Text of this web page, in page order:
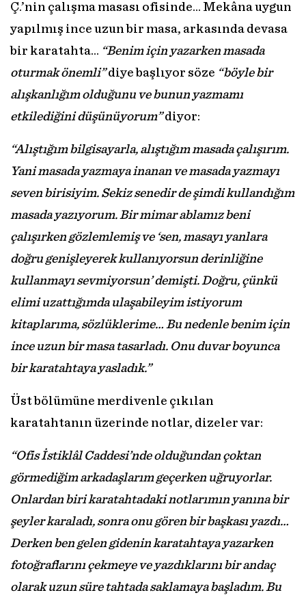
Ç.’nin çalışma masası ofisinde… Mekâna uygun
yapılmış ince uzun bir masa, arkasında devasa
bir karatahta… “Benim için yazarken masada
oturmak önemli”diye başlıyor söze “böyle bir
alışkanlığım olduğunu ve bunun yazmamı
etkilediğini düşünüyorum”diyor:
“Alıştığım bilgisayarla, alıştığım masada çalışırım.
Yani masada yazmaya inanan ve masada yazmayı
seven birisiyim. Sekiz senedir de şimdi kullandığım
masada yazıyorum. Bir mimar ablamız beni
çalışırken gözlemlemiş ve ‘sen, masayı yanlara
doğru genişleyerek kullanıyorsun derinliğine
kullanmayı sevmiyorsun’ demişti. Doğru, çünkü
elimi uzattığımda ulaşabileyim istiyorum
kitaplarıma, sözlüklerime… Bu nedenle benim için
ince uzun bir masa tasarladı. Onu duvar boyunca
bir karatahtaya yasladık.”
Üst bölümüne merdivenle çıkılan
karatahtanın üzerinde notlar, dizeler var:
“Ofis İstiklâl Caddesi’nde olduğundan çoktan
görmediğim arkadaşlarım geçerken uğruyorlar.
Onlardan biri karatahtadaki notlarımın yanına bir
şeyler karaladı, sonra onu gören bir başkası yazdı…
Derken ben gelen gidenin karatahtaya yazarken
fotoğraflarını çekmeye ve yazdıklarını bir andaç
olarak uzun süre tahtada saklamaya başladım. Bu